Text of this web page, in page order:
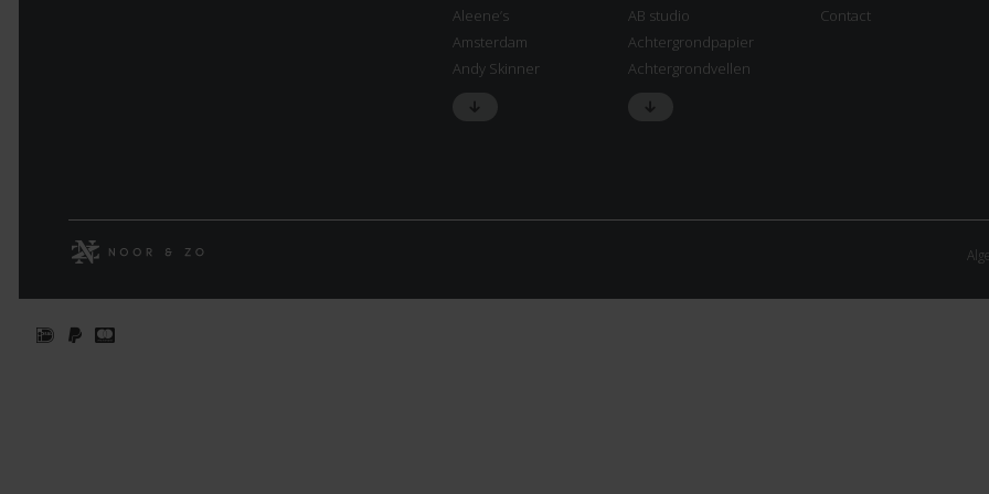
Aleene’s
Amsterdam
Andy Skinner
AB studio
Achtergrondpapier
Achtergrondvellen
Contact